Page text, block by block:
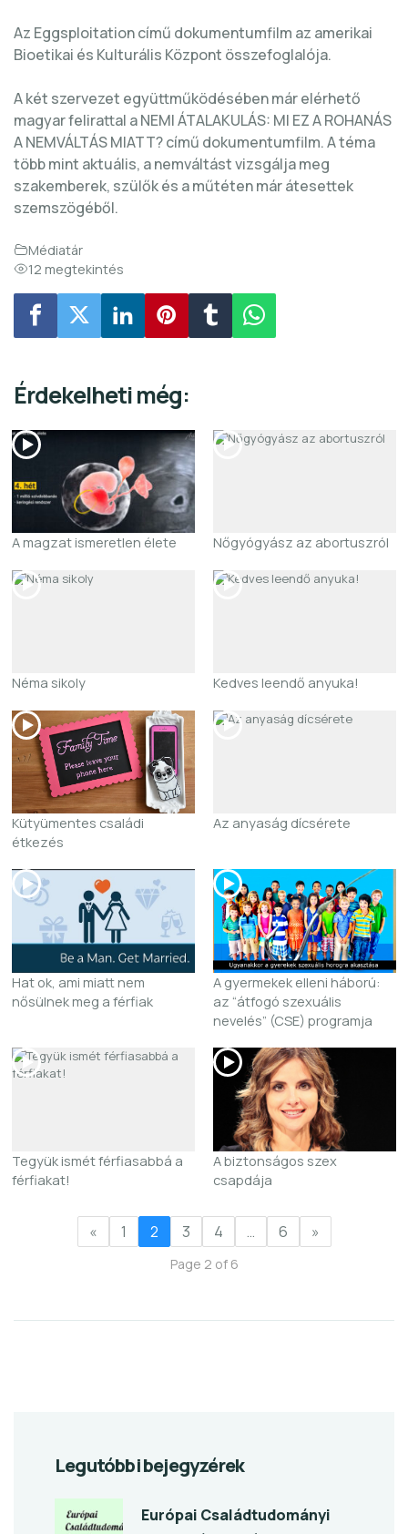
Az Eggsploitation című dokumentumfilm az amerikai
Bioetikai és Kulturális Központ összefoglalója.
A két szervezet együttműködésében már elérhető
magyar felirattal a NEMI ÁTALAKULÁS: MI EZ A ROHANÁS
A NEMVÁLTÁS MIATT? című dokumentumfilm. A téma
több mint aktuális, a nemváltást vizsgálja meg
szakemberek, szülők és a műtéten már átesettek
szemszögéből.
Médiatár
12 megtekintés
Érdekelheti még:
A magzat ismeretlen élete Nőgyógyász az abortuszról
Néma sikoly Kedves leendő anyuka!
Kütyümentes családi
étkezés
Az anyaság dícsérete
Hat ok, ami miatt nem
nősülnek meg a férfiak
A gyermekek elleni háború:
az “átfogó szexuális
nevelés” (CSE) programja
Tegyük ismét férfiasabbá a
férfiakat!
A biztonságos szex
csapdája
« 1 2 3 4 … 6 »
Page 2 of 6
Legutóbbi bejegyzérek
Európai Családtudományi